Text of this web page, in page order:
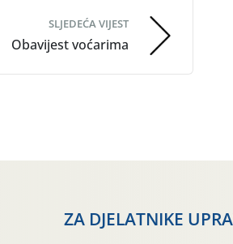
SLJEDEĆA VIJEST
Obavijest voćarima
ZA DJELATNIKE